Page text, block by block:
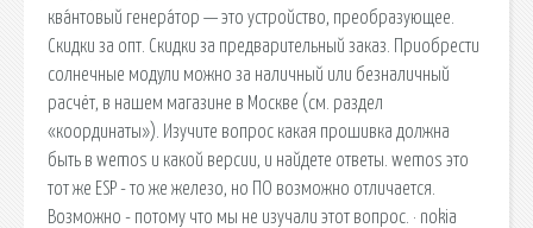
ква́нтовый генера́тор — это устройство, преобразующее.
Скидки за опт. Скидки за предварительный заказ. Приобрести
солнечные модули можно за наличный или безналичный
расчёт, в нашем магазине в Москве (см. раздел
«координаты»). Изучите вопрос какая прошивка должна
быть в wemos и какой версии, и найдете ответы. wemos это
тот же ESP - то же железо, но ПО возможно отличается.
Возможно - потому что мы не изучали этот вопрос. · nokia